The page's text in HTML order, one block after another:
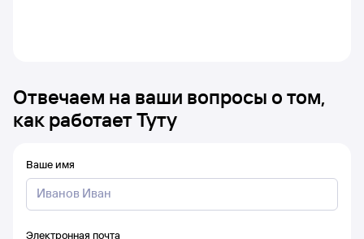
Отвечаем на ваши вопросы о том,
как работает Туту
Ваше имя
Электронная почта